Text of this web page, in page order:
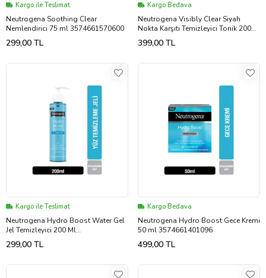
Kargo ile Teslimat
Neutrogena Soothing Clear
Nemlendirici 75 ml 3574661570600
299,00 TL
Kargo Bedava
Neutrogena Visibly Clear Siyah
Nokta Karşıtı Temizleyici Tonik 200
ml 3574661071909
399,00 TL
Kargo ile Teslimat
Neutrogena Hydro Boost Water Gel
Jel Temizleyici 200 Ml
3574661288369
299,00 TL
Kargo Bedava
Neutrogena Hydro Boost Gece Kremi
50 ml 3574661401096
499,00 TL